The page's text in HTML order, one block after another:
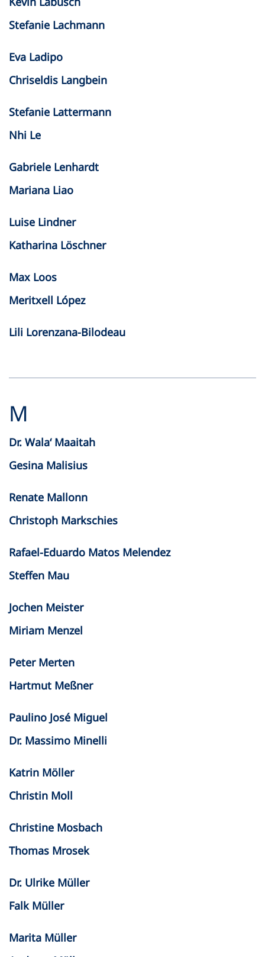
Stefanie Lachmann
Eva Ladipo
Chriseldis Langbein
Stefanie Lattermann
Nhi Le
Gabriele Lenhardt
Mariana Liao
Luise Lindner
Katharina Löschner
Max Loos
Meritxell López
Lili Lorenzana-Bilodeau
M
Dr. Wala‘ Maaitah
Gesina Malisius
Renate Mallonn
Christoph Markschies
Rafael-Eduardo Matos Melendez
Steffen Mau
Jochen Meister
Miriam Menzel
Peter Merten
Hartmut Meßner
Paulino José Miguel
Dr. Massimo Minelli
Katrin Möller
Christin Moll
Christine Mosbach
Thomas Mrosek
Dr. Ulrike Müller
Falk Müller
Marita Müller